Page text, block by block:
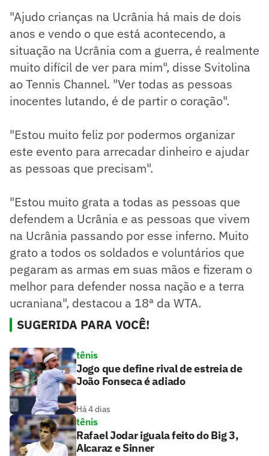
"Ajudo crianças na Ucrânia há mais de dois
anos e vendo o que está acontecendo, a
situação na Ucrânia com a guerra, é realmente
muito difícil de ver para mim", disse Svitolina
ao Tennis Channel. "Ver todas as pessoas
inocentes lutando, é de partir o coração".
"Estou muito feliz por podermos organizar
este evento para arrecadar dinheiro e ajudar
as pessoas que precisam".
"Estou muito grata a todas as pessoas que
defendem a Ucrânia e as pessoas que vivem
na Ucrânia passando por esse inferno. Muito
grato a todos os soldados e voluntários que
pegaram as armas em suas mãos e fizeram o
melhor para defender nossa nação e a terra
ucraniana", destacou a 18ª da WTA.
SUGERIDA PARA VOCÊ!
tênis
Jogo que define rival de estreia de
João Fonseca é adiado
Há 4 dias
tênis
Rafael Jodar iguala feito do Big 3,
Alcaraz e Sinner